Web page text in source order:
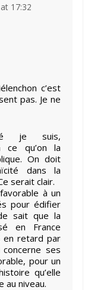
17:32
c’est
pas. Je ne
je suis,
ce qu’on la
On doit
dans la
serait clair.
à un
pour édifier
sait que la
en France
en retard par
ses
pour un
qu’elle
niveau.